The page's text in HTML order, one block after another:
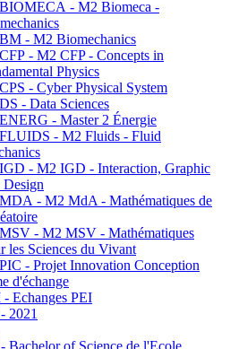
- M2 Biomeca -
- M2 Biomechanics
- M2 CFP - Concepts in
Physics
- Cyber Physical System
- Data Sciences
- Master 2 Énergie
- M2 Fluids - Fluid
- M2 IGD - Interaction, Graphic
Design
- M2 MdA - Mathématiques de
- M2 MSV - Mathématiques
les Sciences du Vivant
- Projet Innovation Conception
d'échange
- Echanges PEI
2021
Bachelor of Science de l'Ecole